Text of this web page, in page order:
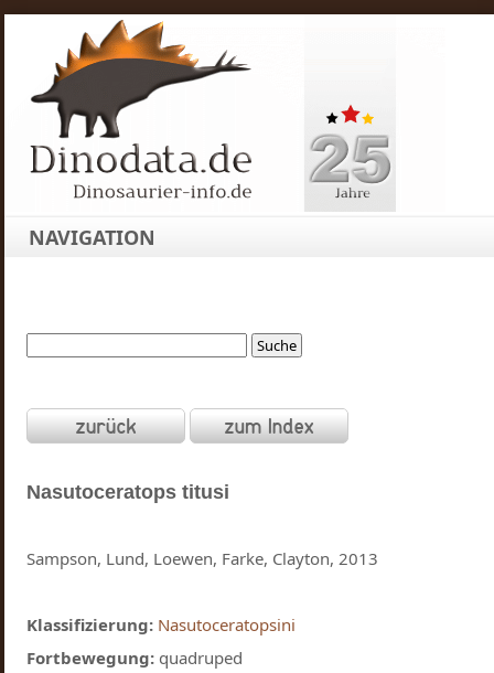
NAVIGATION
Nasutoceratops titusi
Sampson, Lund, Loewen, Farke, Clayton, 2013
Klassifizierung: Nasutoceratopsini
Fortbewegung: quadruped